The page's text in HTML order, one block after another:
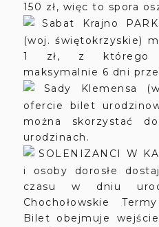
150 zł, więc to spora
Sabat Krajno
(woj. świętokrzyskie)
1 zł, z którego
maksymalnie 6 dni
Sady Klemensa
ofercie bilet
można skorzystać
urodzinach.
SOLENIZANCI W
i osoby dorosłe
czasu w dniu
Chochołowskie
Bilet obejmuje